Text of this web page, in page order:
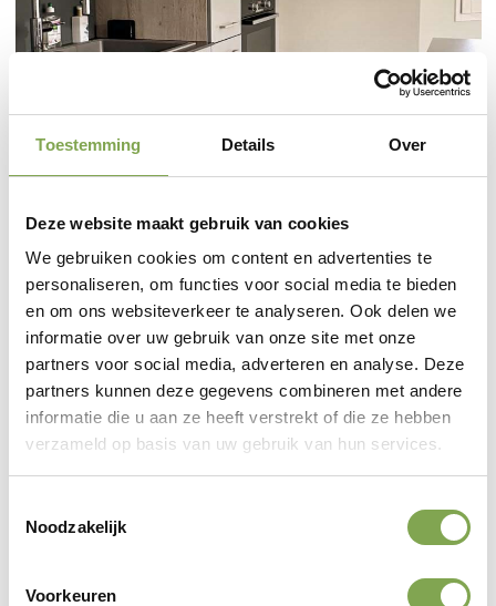
Toestemming Details Over
Deze website maakt gebruik van cookies
We gebruiken cookies om content en advertenties te
personaliseren, om functies voor social media te bieden
en om ons websiteverkeer te analyseren. Ook delen we
informatie over uw gebruik van onze site met onze
partners voor social media, adverteren en analyse. Deze
partners kunnen deze gegevens combineren met andere
informatie die u aan ze heeft verstrekt of die ze hebben
verzameld op basis van uw gebruik van hun services.
Noodzakelijk
Voorkeuren
Bubbels, slijtage en verkleuring bij
het keukenblad wrappen
Wanneer u eraan denkt om uw aanrechtblad te laten
wrappen, blijkt al snel dat u enorm veel ontwerpkeuzes
hebt. U kunt immers kiezen voor diverse folies voor een
kleur, patroon of zelfs speciale effecten. Ook het zelf
keuken wrappen wordt regelmatig aangeprezen als
ruime - en vaak zelfs grotere - keuzevrijheid in
wrapping biedt. Zo kunt u alles geheel naar eigen smaak